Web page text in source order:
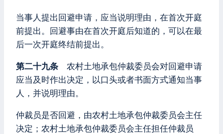
当事人提出回避申请，应当说明理由，在首次开庭
前提出。回避事由在首次开庭后知道的，可以在最
后一次开庭终结前提出。
第二十九条 农村土地承包仲裁委员会对回避申请
应当及时作出决定，以口头或者书面方式通知当事
人，并说明理由。
仲裁员是否回避，由农村土地承包仲裁委员会主任
决定；农村土地承包仲裁委员会主任担任仲裁员